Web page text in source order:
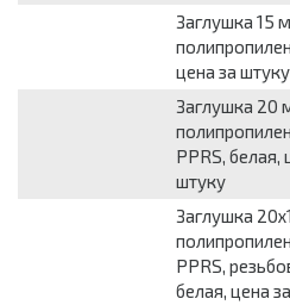
Заглушка 15
цена за штуку
Заглушка 20
PPRS, белая,
штуку
Заглушка
PPRS,
белая, цена